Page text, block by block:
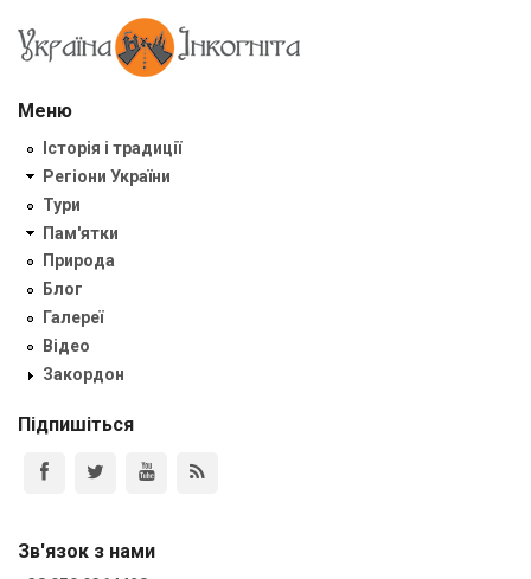
Меню
Історія і традиції
Регіони України
Тури
Пам'ятки
Природа
Блог
Галереї
Відео
Закордон
Підпишіться
Зв'язок з нами